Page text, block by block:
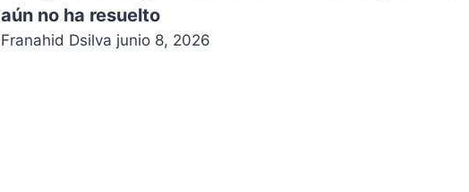
aún no ha resuelto
Franahid Dsilva junio 8, 2026